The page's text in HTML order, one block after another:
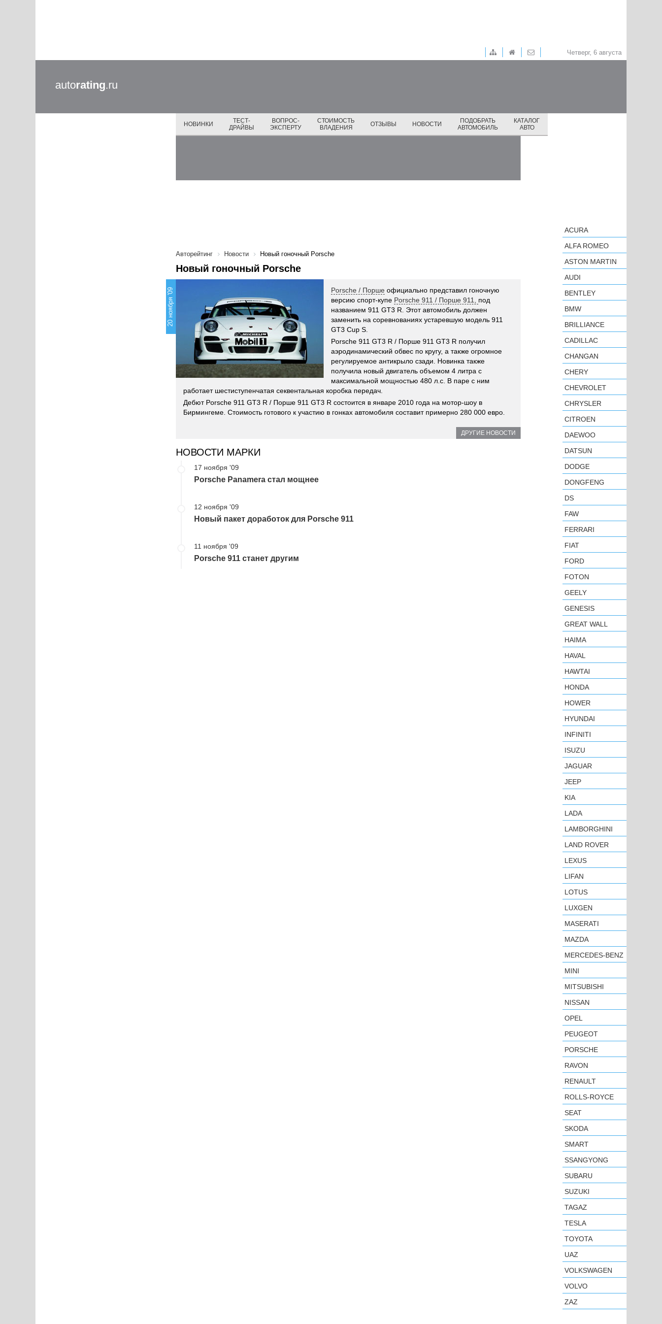
Четверг, 6 августа
autorating.ru
НОВИНКИ
ТЕСТ-
ДРАЙВЫ
ВОПРОС-
ЭКСПЕРТУ
СТОИМОСТЬ
ВЛАДЕНИЯ
ОТЗЫВЫ НОВОСТИ
ПОДОБРАТЬ
АВТОМОБИЛЬ
КАТАЛОГ
АВТО
Авторейтинг Новости Новый гоночный Porsche
Новый гоночный Porsche
20 ноября '09 Porsche / Порше официально представил гоночную
версию спорт-купе Porsche 911 / Порше 911, под
названием 911 GT3 R. Этот автомобиль должен
заменить на соревнованиях устаревшую модель 911
GT3 Cup S.
Porsche 911 GT3 R / Порше 911 GT3 R получил
аэродинамический обвес по кругу, а также огромное
регулируемое антикрыло сзади. Новинка также
получила новый двигатель объемом 4 литра с
максимальной мощностью 480 л.с. В паре с ним
работает шестиступенчатая секвентальная коробка передач.
Дебют Porsche 911 GT3 R / Порше 911 GT3 R состоится в январе 2010 года на мотор-шоу в
Бирмингеме. Стоимость готового к участию в гонках автомобиля составит примерно 280 000 евро.
ДРУГИЕ НОВОСТИ
НОВОСТИ МАРКИ
17 ноября '09
Porsche Panamera стал мощнее
12 ноября '09
Новый пакет доработок для Porsche 911
11 ноября '09
Porsche 911 станет другим
ACURA
ALFA ROMEO
ASTON MARTIN
AUDI
BENTLEY
BMW
BRILLIANCE
CADILLAC
CHANGAN
CHERY
CHEVROLET
CHRYSLER
CITROEN
DAEWOO
DATSUN
DODGE
DONGFENG
DS
FAW
FERRARI
FIAT
FORD
FOTON
GEELY
GENESIS
GREAT WALL
HAIMA
HAVAL
HAWTAI
HONDA
HOWER
HYUNDAI
INFINITI
ISUZU
JAGUAR
JEEP
KIA
LADA
LAMBORGHINI
LAND ROVER
LEXUS
LIFAN
LOTUS
LUXGEN
MASERATI
MAZDA
MERCEDES-BENZ
MINI
MITSUBISHI
NISSAN
OPEL
PEUGEOT
PORSCHE
RAVON
RENAULT
ROLLS-ROYCE
SEAT
SKODA
SMART
SSANGYONG
SUBARU
SUZUKI
TAGAZ
TESLA
TOYOTA
UAZ
VOLKSWAGEN
VOLVO
ZAZ